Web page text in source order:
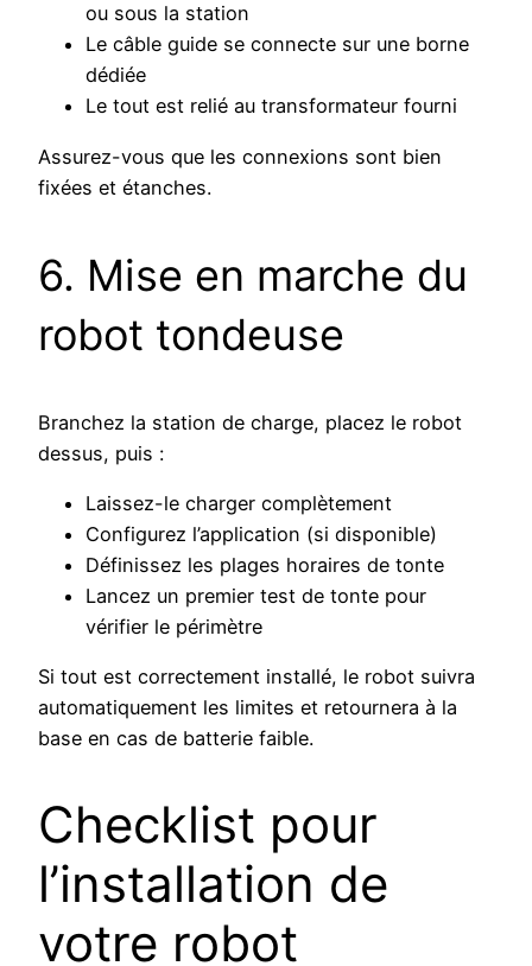
ou sous la station
Le câble guide se connecte sur une borne
dédiée
Le tout est relié au transformateur fourni
Assurez-vous que les connexions sont bien
fixées et étanches.
6. Mise en marche du
robot tondeuse
Branchez la station de charge, placez le robot
dessus, puis :
Laissez-le charger complètement
Configurez l’application (si disponible)
Définissez les plages horaires de tonte
Lancez un premier test de tonte pour
vérifier le périmètre
Si tout est correctement installé, le robot suivra
automatiquement les limites et retournera à la
base en cas de batterie faible.
Checklist pour
l’installation de
votre robot